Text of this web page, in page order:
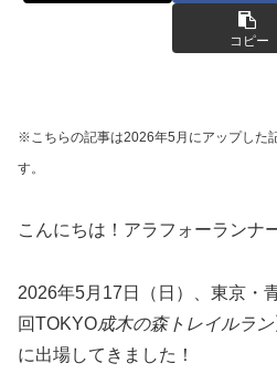
コピー
※こちらの記事は2026年5月にアップした
す。
こんにちは！アラフォーランナ
2026年5月17日（日）、東京・
回TOKYO成木の森トレイルラン
に出場してきました！